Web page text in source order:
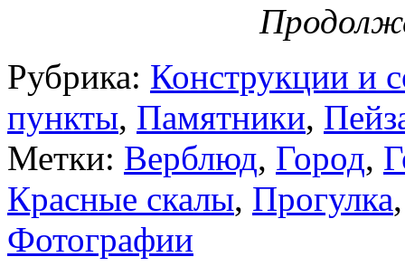
Рубрика: Конструкции и
пункты, Памятники,
Метки: Верблюд, Город,
Красные скалы, Прогулка
Фотографии